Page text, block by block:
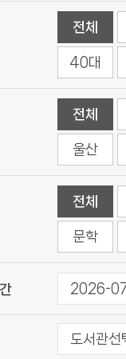
전체
40대
전체
울산
전체
문학